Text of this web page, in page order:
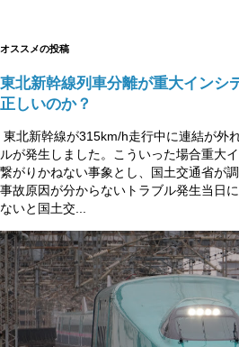
オススメの投稿
東北新幹線列車分離が重大インシ
正しいのか？
東北新幹線が315km/h走行中に連結が外
ルが発生しました。こういった場合重大
繋がりかねない事象とし、国土交通省が
事故原因が分からないトラブル発生当日
ないと国土交...